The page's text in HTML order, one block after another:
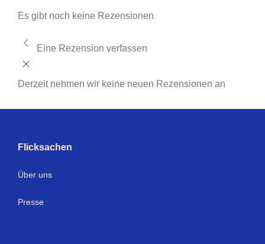
Es gibt noch keine Rezensionen
Eine Rezension verfassen
Derzeit nehmen wir keine neuen Rezensionen an
Flicksachen
Über uns
Presse